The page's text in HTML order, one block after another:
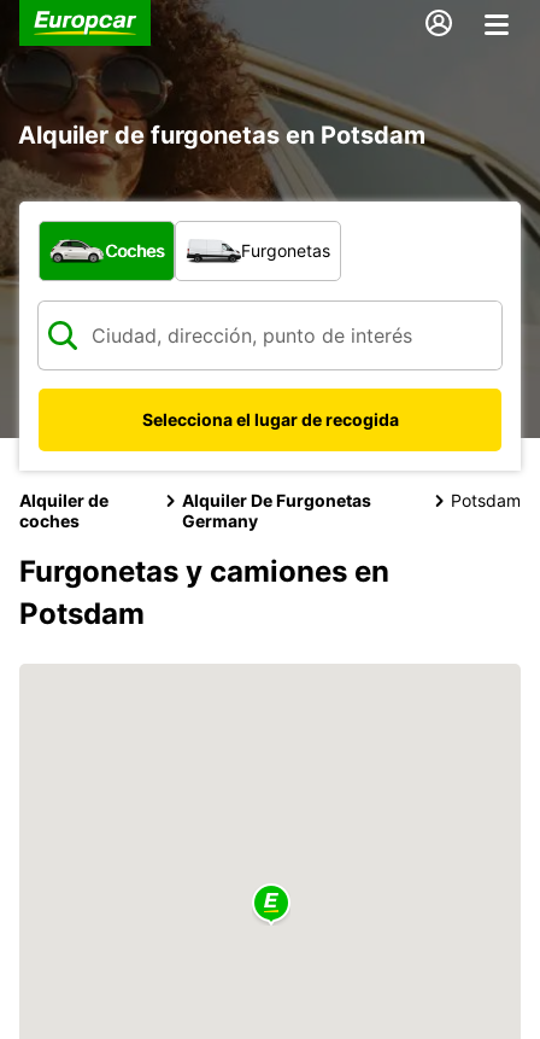
Alquiler de furgonetas en Potsdam
¿Qué tipo de vehículo?
Coches Furgonetas
Selecciona el lugar de recogida
Alquiler de
coches
Alquiler De Furgonetas
Germany
Potsdam
Furgonetas y camiones en
Potsdam